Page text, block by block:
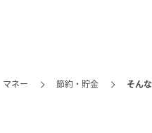
マネー 節約・貯金 そん